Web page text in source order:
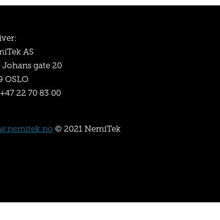
AS
Johans gate 20
OSLO
22 70 83 00
© 2021 NemiTek